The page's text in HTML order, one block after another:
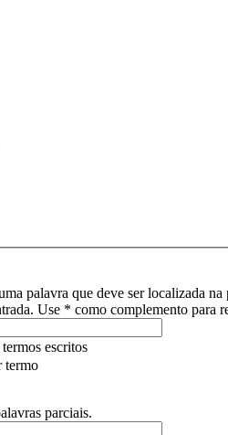
palavra que deve ser localizada na
Use * como complemento para
escritos
termo
parciais.